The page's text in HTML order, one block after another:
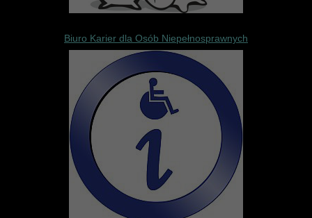
Biuro Karier dla osób
Biuro Karier dla Osób Niepełnosprawnych